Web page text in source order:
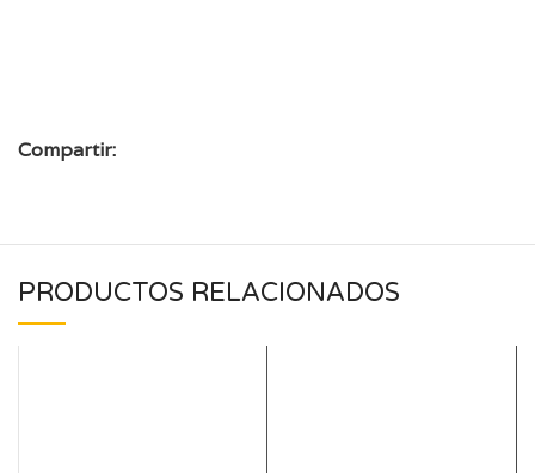
Compartir:
PRODUCTOS RELACIONADOS